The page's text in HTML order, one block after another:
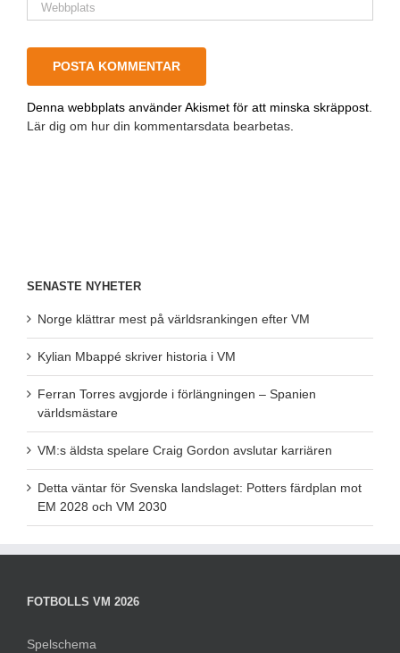
Denna webbplats använder Akismet för att minska skräppost.
Lär dig om hur din kommentarsdata bearbetas
SENASTE NYHETER
Norge klättrar mest på världsrankingen efter VM
Kylian Mbappé skriver historia i VM
Ferran Torres avgjorde i förlängningen – Spanien
världsmästare
VM:s äldsta spelare Craig Gordon avslutar karriären
Detta väntar för Svenska landslaget: Potters färdplan mot
EM 2028 och VM 2030
FOTBOLLS VM 2026
Spelschema